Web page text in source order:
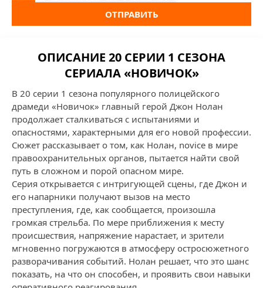
ОТПРАВИТЬ
ОПИСАНИЕ 20 СЕРИИ 1 СЕЗОНА
СЕРИАЛА «НОВИЧОК»
В 20 серии 1 сезона популярного полицейского
драмеди «Новичок» главный герой Джон Нолан
продолжает сталкиваться с испытаниями и
опасностями, характерными для его новой профессии.
Сюжет рассказывает о том, как Нолан, novice в мире
правоохранительных органов, пытается найти свой
путь в сложном и порой опасном мире.
Серия открывается с интригующей сцены, где Джон и
его напарники получают вызов на место
преступления, где, как сообщается, произошла
громкая стрельба. По мере приближения к месту
происшествия, напряжение нарастает, и зрители
мгновенно погружаются в атмосферу остросюжетного
разворачивания событий. Нолан решает, что это шанс
показать, на что он способен, и проявить свои навыки